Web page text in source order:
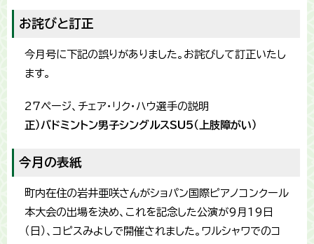
お詫びと訂正
今月号に下記の誤りがありました。お詫びして訂正いたし
ます。
27ページ、チェア・リク・ハウ選手の説明
正）バドミントン男子シングルスSU5（上肢障がい）
今月の表紙
町内在住の岩井亜咲さんがショパン国際ピアノコンクール
本大会の出場を決め、これを記念した公演が9月19日
（日）、コピスみよしで開催されました。ワルシャワでのコ